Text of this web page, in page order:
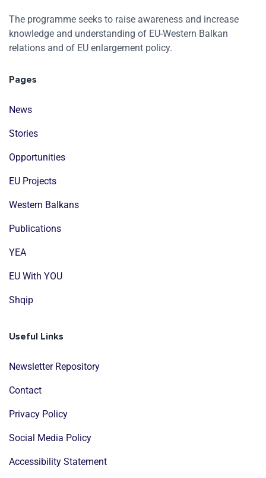
The programme seeks to raise awareness and increase
knowledge and understanding of EU-Western Balkan
relations and of EU enlargement policy.
Pages
News
Stories
Opportunities
EU Projects
Western Balkans
Publications
YEA
EU With YOU
Shqip
Useful Links
Newsletter Repository
Contact
Privacy Policy
Social Media Policy
Accessibility Statement